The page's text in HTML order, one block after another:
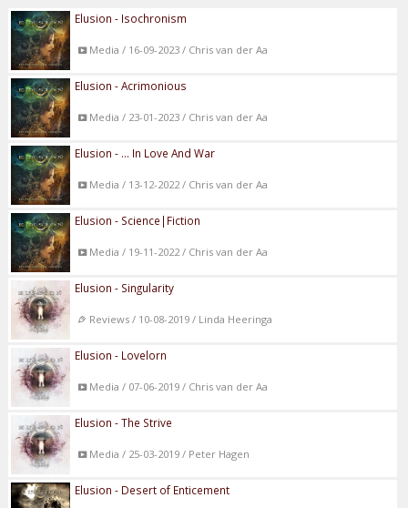
Elusion - Isochronism
Media / 16-09-2023 / Chris van der Aa
Elusion - Acrimonious
Media / 23-01-2023 / Chris van der Aa
Elusion - ... In Love And War
Media / 13-12-2022 / Chris van der Aa
Elusion - Science|Fiction
Media / 19-11-2022 / Chris van der Aa
Elusion - Singularity
Reviews / 10-08-2019 / Linda Heeringa
Elusion - Lovelorn
Media / 07-06-2019 / Chris van der Aa
Elusion - The Strive
Media / 25-03-2019 / Peter Hagen
Elusion - Desert of Enticement